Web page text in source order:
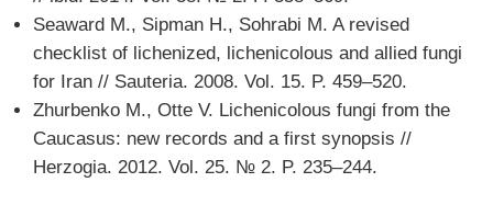
Seaward M., Sipman H., Sohrabi M. A revised
checklist of lichenized, lichenicolous and allied fungi
for Iran // Sauteria. 2008. Vol. 15. P. 459–520.
Zhurbenko M., Otte V. Lichenicolous fungi from the
Caucasus: new records and a first synopsis //
Herzogia. 2012. Vol. 25. № 2. P. 235–244.